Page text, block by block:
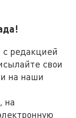
редакцией
свои
на наши
, на